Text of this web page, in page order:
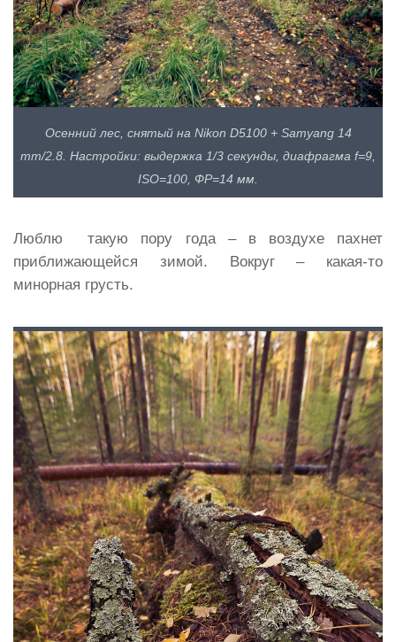
Осенний лес, снятый на Nikon D5100 + Samyang 14
mm/2.8. Настройки: выдержка 1/3 секунды, диафрагма f=9,
ISO=100, ФР=14 мм.
Люблю такую пору года – в воздухе пахнет
приближающейся зимой. Вокруг – какая-то
минорная грусть.